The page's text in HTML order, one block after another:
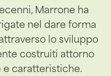
Marrone ha
nel dare forma
lo sviluppo
costruiti attorno
e caratteristiche.